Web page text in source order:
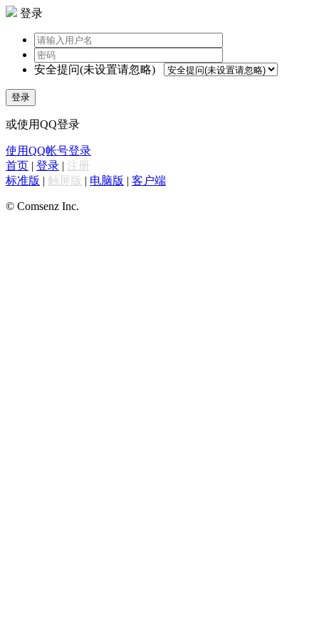
登录
安全提问(未设置请忽略)
登录
或使用QQ登录
使用QQ帐号登录
首页 | 登录 | 注册
标准版 | 触屏版 | 电脑版 | 客户端
© Comsenz Inc.